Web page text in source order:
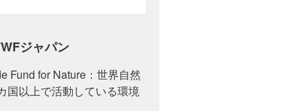
ジャパン
Fund for Nature：世界自然
国以上で活動している環境